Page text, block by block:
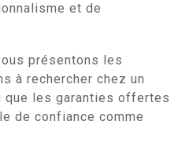
et de
présentons les
à rechercher chez un
que les garanties offertes
de confiance comme